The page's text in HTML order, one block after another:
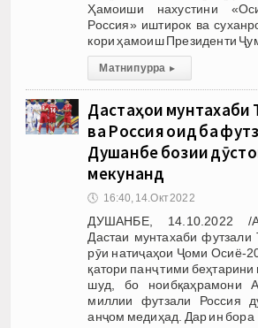
Ҳамоиши нахустини
Россия» иштирок ва
кори ҳамоиш Президенти
Матни пурра ▸
Дастаҳои мунтахаби
ва Россия оид ба
Душанбе бозии
мекунанд
🕔 16:40, 14.Окт 2022
ДУШАНБЕ, 14.10.2022 /
Дастаи мунтахаби футзали
рӯи натиҷаҳои Ҷоми Осиё-
қатори панҷ тими
шуд, бо ноибқаҳрамони
миллии футзали Россия
анҷом медиҳад. Дар ин бора